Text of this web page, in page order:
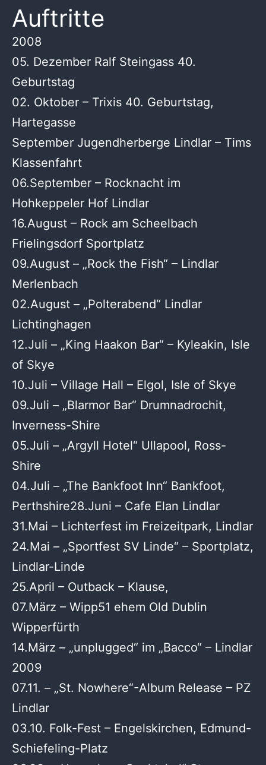
Auftritte
2008
05. Dezember Ralf Steingass 40.
Geburtstag
02. Oktober – Trixis 40. Geburtstag,
Hartegasse
September Jugendherberge Lindlar – Tims
Klassenfahrt
06.September – Rocknacht im
Hohkeppeler Hof Lindlar
16.August – Rock am Scheelbach
Frielingsdorf Sportplatz
09.August – „Rock the Fish“ – Lindlar
Merlenbach
02.August – „Polterabend“ Lindlar
Lichtinghagen
12.Juli – „King Haakon Bar“ – Kyleakin, Isle
of Skye
10.Juli – Village Hall – Elgol, Isle of Skye
09.Juli – „Blarmor Bar“ Drumnadrochit,
Inverness-Shire
05.Juli – „Argyll Hotel“ Ullapool, Ross-
Shire
04.Juli – „The Bankfoot Inn“ Bankfoot,
Perthshire28.Juni – Cafe Elan Lindlar
31.Mai – Lichterfest im Freizeitpark, Lindlar
24.Mai – „Sportfest SV Linde“ – Sportplatz,
Lindlar-Linde
25.April – Outback – Klause,
07.März – Wipp51 ehem Old Dublin
Wipperfürth
14.März – „unplugged“ im „Bacco“ – Lindlar
2009
07.11. – „St. Nowhere“-Album Release – PZ
Lindlar
03.10. Folk-Fest – Engelskirchen, Edmund-
Schiefeling-Platz